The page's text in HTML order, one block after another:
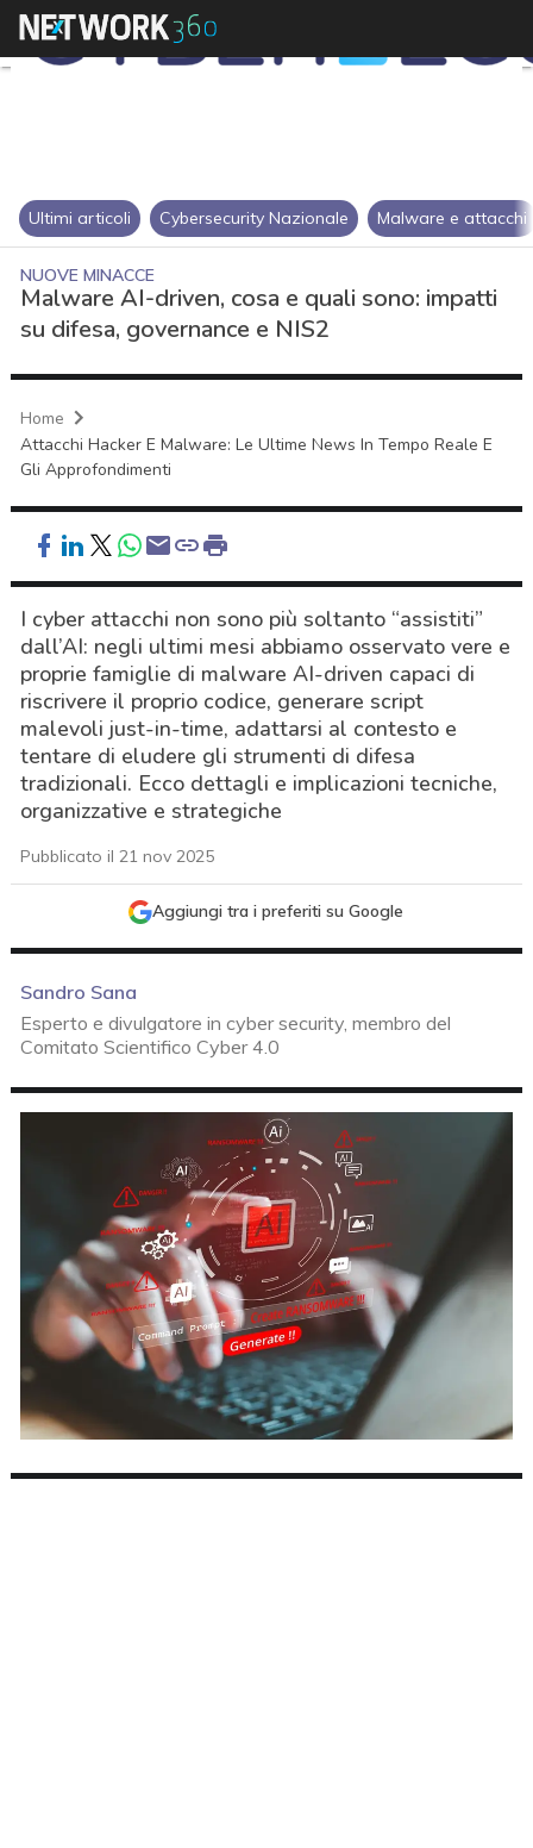
Ultimi articoli Cybersecurity Nazionale Malware e attacchi
NUOVE MINACCE
Malware AI-driven, cosa e quali sono: impatti
su difesa, governance e NIS2
Home
Attacchi Hacker E Malware: Le Ultime News In Tempo Reale E
Gli Approfondimenti
I cyber attacchi non sono più soltanto “assistiti”
dall’AI: negli ultimi mesi abbiamo osservato vere e
proprie famiglie di malware AI-driven capaci di
riscrivere il proprio codice, generare script
malevoli just-in-time, adattarsi al contesto e
tentare di eludere gli strumenti di difesa
tradizionali. Ecco dettagli e implicazioni tecniche,
organizzative e strategiche
Pubblicato il 21 nov 2025
Aggiungi tra i preferiti su Google
Sandro Sana
Esperto e divulgatore in cyber security, membro del
Comitato Scientifico Cyber 4.0